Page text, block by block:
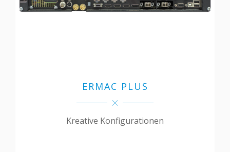
ERMAC PLUS
Kreative Konfigurationen